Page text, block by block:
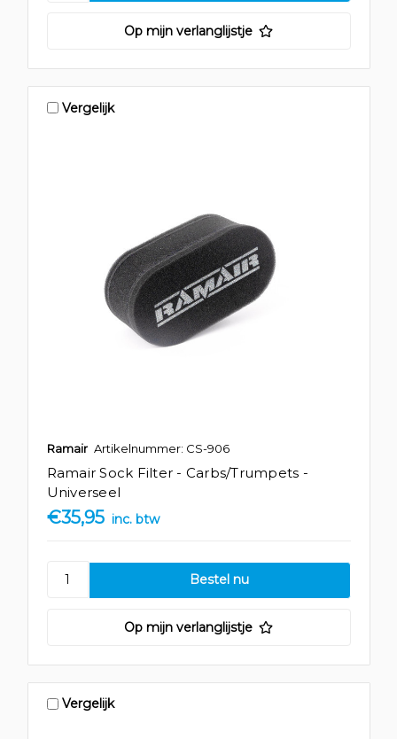
Op mijn verlanglijstje
Vergelijk
Ramair Artikelnummer: CS-906
Ramair Sock Filter - Carbs/Trumpets -
Universeel
€35,95 inc. btw
Op mijn verlanglijstje
Vergelijk